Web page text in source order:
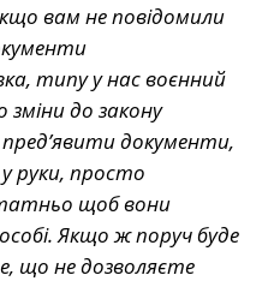
вам не повідомили
типу у нас воєнний
зміни до закону
документи,
руки, просто
щоб вони
Якщо ж поруч буде
що не дозволяєте